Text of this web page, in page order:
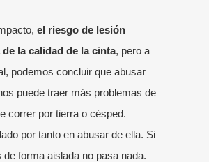
el riesgo de lesión
la calidad de la cinta, pero a
podemos concluir que abusar
puede traer más problemas de
correr por tierra o césped.
por tanto en abusar de ella. Si
de forma aislada no pasa nada.